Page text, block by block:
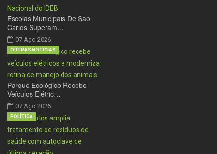
Escolas Municipais De São
Carlos Superam…
07 Ago 2026
Parque Ecológico Recebe
Veículos Elétric…
07 Ago 2026
OUTRAS NOTÍCIAS
POLÍTICA